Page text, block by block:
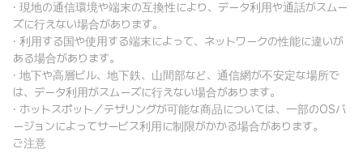
· 現地の通信環境や端末の互換性により、データ利用や通話がスムー
ズに行えない場合があります。
· 利用する国や使用する端末によって、ネットワークの性能に違いが
ある場合があります。
· 地下や高層ビル、地下鉄、山間部など、通信網が不安定な場所で
は、データ利用がスムーズに行えない場合があります。
· ホットスポット／テザリングが可能な商品については、一部のOSバ
ージョンによってサービス利用に制限がかかる場合があります。
ご注意